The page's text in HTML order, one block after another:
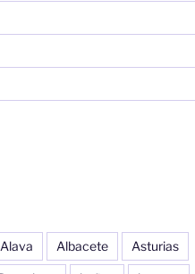
Alava Albacete Asturias